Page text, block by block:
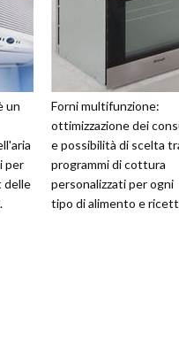
un
per
delle
Forni multifunzione:
ottimizzazione dei
e possibilità di scelta
programmi di cottura
personalizzati per ogni
tipo di alimento e